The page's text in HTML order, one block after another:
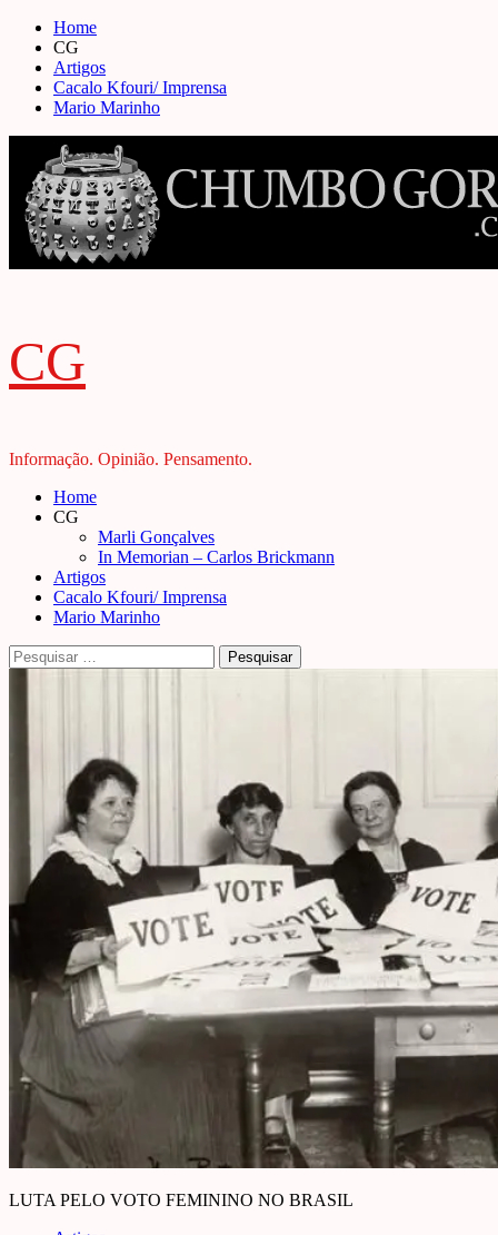
Skip
content
Home
CG
Artigos
Cacalo Kfouri/ Imprensa
Mario Marinho
CG
Informação. Opinião. Pensamento.
Primary
Menu
Home
CG
Marli Gonçalves
In Memorian – Carlos Brickmann
Artigos
Cacalo Kfouri/ Imprensa
Mario Marinho
Pesquisar
por:
LUTA PELO VOTO FEMININO NO BRASIL